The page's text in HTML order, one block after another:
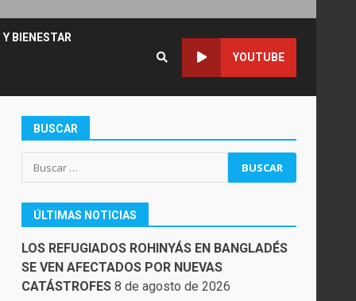
BIENESTAR
YOUTUBE
BUSCAR
Buscar:
ÚLTIMAS NOTICIAS
LOS REFUGIADOS ROHINYÁS EN BANGLADÉS
SE VEN AFECTADOS POR NUEVAS
CATÁSTROFES 8 de agosto de 2026